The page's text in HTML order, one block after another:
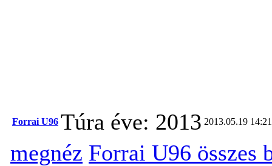
Forrai U96 Túra éve: 2013 2013.05.19
megnéz Forrai U96 összes